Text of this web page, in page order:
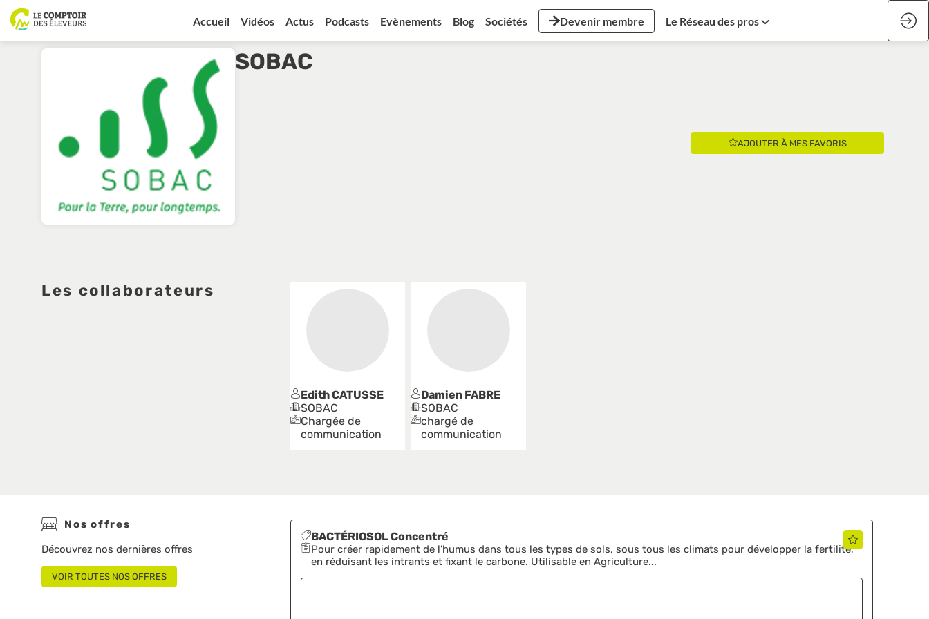
Accueil Vidéos Actus Podcasts Evènements Blog Sociétés Devenir membre Le Réseau des pros
AJOUTER À MES FAVORIS
SOBAC
Les collaborateurs
EdithCATUSSE
SOBAC
Chargée de
communication
Damien FABRE
SOBAC
chargé de
communication
Nos offres
Découvrez nos dernières offres
VOIR TOUTES NOS OFFRES
BACTÉRIOSOL Concentré
Pour créer rapidement de l’humus dans tous les types de sols, sous tous les climats pour développer la fertilité,
en réduisant les intrants et fixant le carbone. Utilisable en Agriculture...